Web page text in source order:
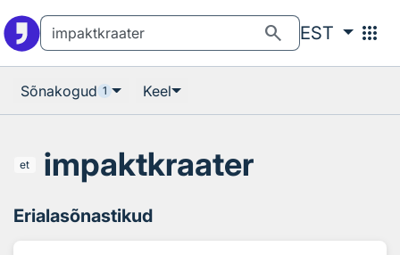
search EST apps
Sõnakogud 1 Keel
et impaktkraater
Erialasõnastikud